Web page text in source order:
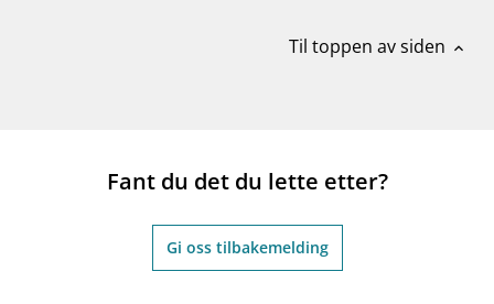
Til toppen av siden expand_less
Fant du det du lette etter?
Gi oss tilbakemelding